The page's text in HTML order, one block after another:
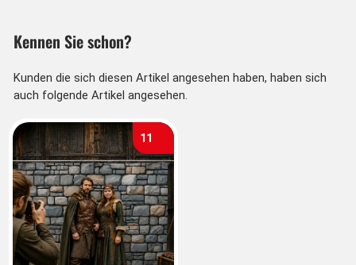
Kennen Sie schon?
Kunden die sich diesen Artikel angesehen haben, haben sich
auch folgende Artikel angesehen.
11